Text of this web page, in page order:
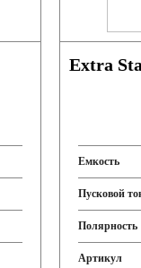
Extra
Емкость
Пусковой
Полярность
Артикул